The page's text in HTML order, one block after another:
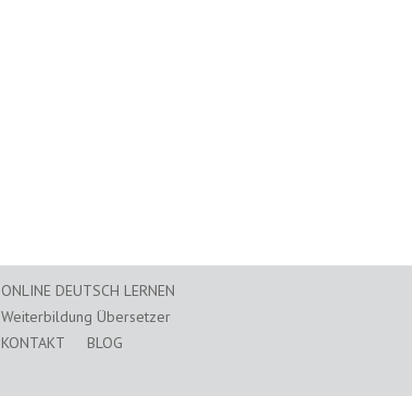
ONLINE DEUTSCH LERNEN
Weiterbildung Übersetzer
KONTAKT
BLOG